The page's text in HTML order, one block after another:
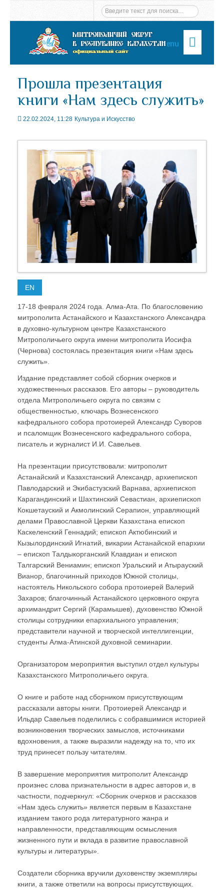
Menu
Прошла презентация
книги «Нам здесь служить»
22.02.2024, 11:28 Культура и Искусство
EN
17-18 февраля 2024 года. Алма-Ата. По благословению
митрополита Астанайского и Казахстанского Александра
в духовно-культурном центре Казахстанского
Митрополичьего округа имени митрополита Иосифа
(Чернова) состоялась презентация книги «Нам здесь
служить».
Издание представляет собой сборник очерков и
художественных рассказов. Его авторы – руководитель
отдела Митрополичьего округа по связям с
общественностью, ключарь Вознесенского
кафедрального собора протоиерей Александр Суворов
и псаломщик Вознесенского кафедрального собора,
писатель и журналист И.И. Савельев.
На презентации присутствовали: митрополит
Астанайский и Казахстанский Александр, архиепископ
Павлодарский и Экибастузский Варнава, архиепископ
Карагандинский и Шахтинский Севастиан, архиепископ
Кокшетауский и Акмолинский Серапион, управляющий
делами Православной Церкви Казахстана епископ
Каскеленский Геннадий; епископ Актюбинский и
Кызылординский Игнатий, викарии Астанайской епархии
– епископ Талдыкорганский Клавдиан и епископ
Талгарский Вениамин; епископ Уральский и Атырауский
Вианор, благочинный приходов Южной столицы,
настоятель Никольского собора протоиерей Валерий
Захаров; благочинный Астанайского церковного округа
архимандрит Сергий (Карамышев), духовенство Южной
столицы сотрудники епархиального управления;
представители научной и творческой интеллигенции,
студенты Алма-Атинской духовной семинарии.
Организатором мероприятия выступил отдел культуры
Казахстанского Митрополичьего округа.
О книге и работе над сборником присутствующим
рассказали авторы книги. Протоиерей Александр и
Ильдар Савельев поделились с собравшимися историей
возникновения творческих замыслов, источниками
вдохновения, а также выразили надежду на то, что их
труд принесет пользу читателям.
В завершение мероприятия митрополит Александр
произнес слова признательности в адрес авторов и, в
частности, подчеркнул: «Сборник очерков и рассказов
«Нам здесь служить» является первым в Казахстане
изданием такого рода литературного жанра и
направленности, представляющим осмысления
жизненного пути и вклада в развитие православной
культуры и литературы».
Создатели сборника вручили духовенству экземпляры
книги, а также ответили на вопросы присутствующих.